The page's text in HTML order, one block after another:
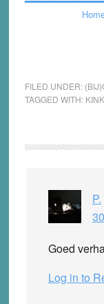
FILED UNDER:
TAGGED WITH:
P.
Goed
Log in to